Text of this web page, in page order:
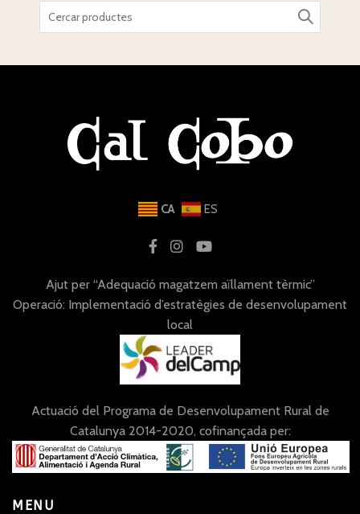
CA ES
Ajut per “Adequació magatzem aïllament tèrmic”
Operació: Implementació d’estratègies de desenvolupament
local
Actuació del Programa de Desenvolupament Rural de
Catalunya 2014-2020, cofinançada per:
MENU